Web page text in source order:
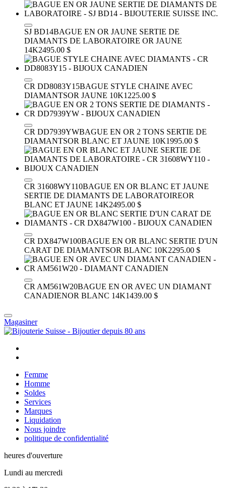
SJ BD14BAGUE EN OR JAUNE SERTIE DE
DIAMANTS DE LABORATOIRE OR JAUNE
14K2495.00 $
CR DD8083Y15BAGUE STYLE CHAINE AVEC
DIAMANTSOR JAUNE 10K1225.00 $
CR DD7939YWBAGUE EN OR 2 TONS SERTIE DE
DIAMANTSOR BLANC ET JAUNE 10K1995.00 $
CR 31608WY110BAGUE EN OR BLANC ET JAUNE
SERTIE DE DIAMANTS DE LABORATOIREOR
BLANC ET JAUNE 14K2495.00 $
CR DX847W100BAGUE EN OR BLANC SERTIE D'UN
CARAT DE DIAMANTSOR BLANC 10K2295.00 $
CR AM561W20BAGUE EN OR AVEC UN DIAMANT
CANADIENOR BLANC 14K1439.00 $
Magasiner
Femme
Homme
Soldes
Services
Marques
Liquidation
Nous joindre
politique de confidentialité
heures d'ouverture
Lundi au mercredi